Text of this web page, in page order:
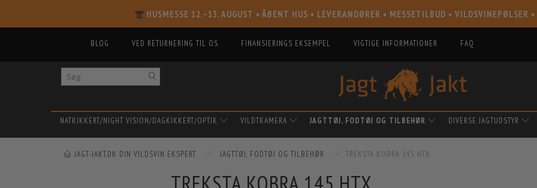
HUSMESSE 12.–13. AUGUST • ÅBENT HUS • LEVERANDØRER • MESSETILBUD • VILDSVINEPØLSER
BLOG VED RETURNERING TIL OS FINANSIERINGS EKSEMPEL VIGTIGE INFORMATIONER FAQ
NATKIKKERT/NIGHT VISION/DAGKIKKERT/OPTIK VILDTKAMERA JAGTTØJ, FODTØJ OG TILBEHØR DIVERSE JAGTUDSTYR
JAGT-JAKT.DK DIN VILDSVIN EKSPERT JAGTTØJ, FODTØJ OG TILBEHØR TREKSTA KOBRA 145 HTX